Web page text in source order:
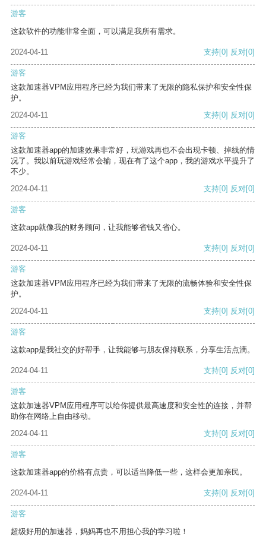
游客
这款软件的功能非常全面，可以满足我所有需求。
2024-04-11 支持[0] 反对[0]
游客
这款加速器VPM应用程序已经为我们带来了无限的隐私保护和安全性保
护。
2024-04-11
支持[0] 反对[0]
游客
这款加速器app的加速效果非常好，玩游戏再也不会出现卡顿、掉线的情
况了。我以前玩游戏经常会输，现在有了这个app，我的游戏水平提升了
不少。
2024-04-11
支持[0] 反对[0]
游客
这款app就像我的财务顾问，让我能够省钱又省心。
2024-04-11 支持[0] 反对[0]
游客
这款加速器VPM应用程序已经为我们带来了无限的流畅体验和安全性保
护。
2024-04-11
支持[0] 反对[0]
游客
这款app是我社交的好帮手，让我能够与朋友保持联系，分享生活点滴。
2024-04-11 支持[0] 反对[0]
游客
这款加速器VPM应用程序可以给你提供最高速度和安全性的连接，并帮
助你在网络上自由移动。
2024-04-11
支持[0] 反对[0]
游客
这款加速器app的价格有点贵，可以适当降低一些，这样会更加亲民。
2024-04-11 支持[0] 反对[0]
游客
超级好用的加速器，妈妈再也不用担心我的学习啦！